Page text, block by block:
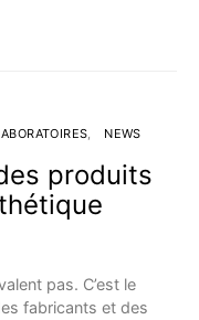
NEWS
produits
pas. C’est le
fabricants et des